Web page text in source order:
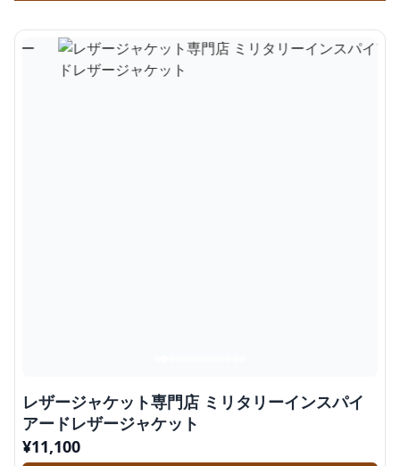
レザージャケット専門店 ミリタリーインスパイ
アードレザージャケット
¥11,100